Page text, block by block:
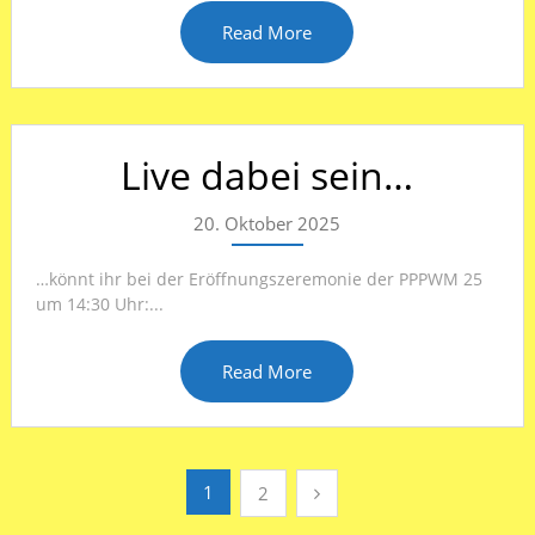
Read More
Live dabei sein…
20. Oktober 2025
…könnt ihr bei der Eröffnungszeremonie der PPPWM 25
um 14:30 Uhr:...
Read More
Seitennummerierung
1 2